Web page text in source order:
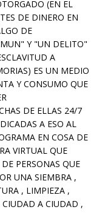
(EN EL
DE DINERO EN
DE
Y "UN DELITO"
A
ES UN MEDIO
Y CONSUMO QUE
DE ELLAS 24/7
A ESO AL
EN COSA DE
VIRTUAL QUE
PERSONAS QUE
UNA SIEMBRA ,
, LIMPIEZA ,
A CIUDAD ,